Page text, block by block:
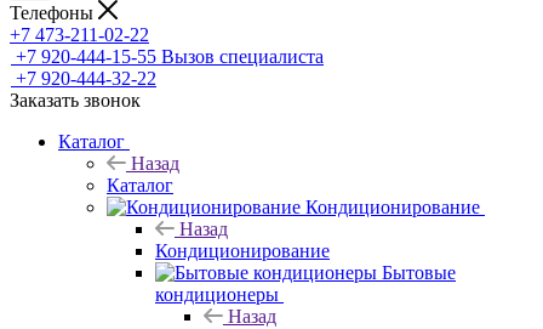
Телефоны
+7 473-211-02-22
+7 920-444-15-55 Вызов специалиста
+7 920-444-32-22
Заказать звонок
Каталог
Назад
Каталог
Кондиционирование
Назад
Кондиционирование
Бытовые
кондиционеры
Назад